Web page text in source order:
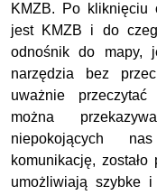
KMZB. Po
jest KMZB i do
odnośnik do mapy,
narzędzia bez
uważnie
można
niepokojących
komunikację,
umożliwiają szybke